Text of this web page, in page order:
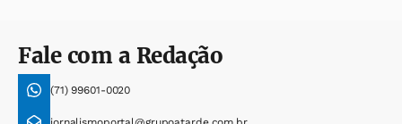
Fale com a Redação
(71) 99601-0020